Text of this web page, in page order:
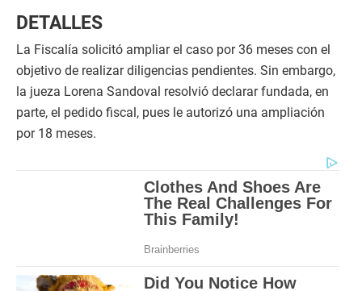
DETALLES
La Fiscalía solicitó ampliar el caso por 36 meses con el
objetivo de realizar diligencias pendientes. Sin embargo,
la jueza Lorena Sandoval resolvió declarar fundada, en
parte, el pedido fiscal, pues le autorizó una ampliación
por 18 meses.